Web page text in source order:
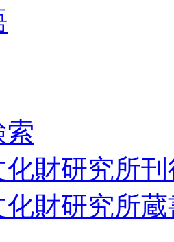
索
化財研究所
財研究所